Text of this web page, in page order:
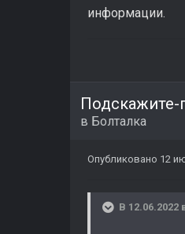
информации.
в Болталка
Опубликовано 12
В 12.06.2022